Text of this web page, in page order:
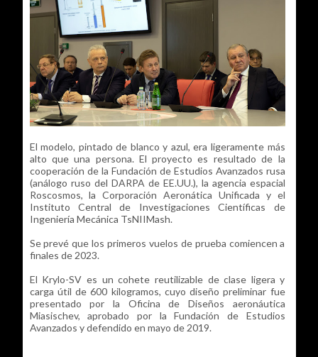
El modelo, pintado de blanco y azul, era ligeramente más
alto que una persona. El proyecto es resultado de la
cooperación de la Fundación de Estudios Avanzados rusa
(análogo ruso del DARPA de EE.UU.), la agencia espacial
Roscosmos, la Corporación Aeronática Unificada y el
Instituto Central de Investigaciones Científicas de
Ingeniería Mecánica TsNIIMash.
Se prevé que los primeros vuelos de prueba comiencen a
finales de 2023.
El Krylo-SV es un cohete reutilizable de clase ligera y
carga útil de 600 kilogramos, cuyo diseño preliminar fue
presentado por la Oficina de Diseños aeronáutica
Miasischev, aprobado por la Fundación de Estudios
Avanzados y defendido en mayo de 2019.